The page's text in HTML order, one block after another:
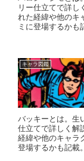
リー仕立てで詳し
れた経緯や他のキ
ミに登場するかも
キャラ図鑑
バッキーとは。生
仕立てで詳しく解
経緯や他のキャラ
登場するかも記載